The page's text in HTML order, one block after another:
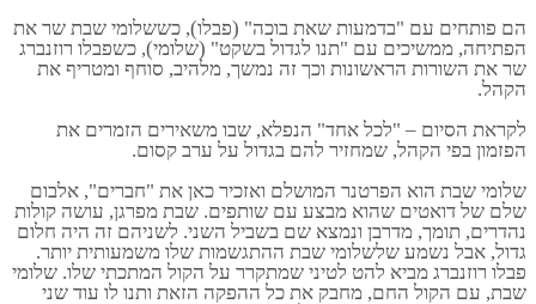
הם פותחים עם "בדמעות שאת בוכה" (פבלו), כששלומי שבת שר את
הפתיחה, ממשיכים עם "תנו לגדול בשקט" (שלומי), כשפבלו רוזנברג
שר את השורות הראשונות וכך זה נמשך, מלהיב, סוחף ומטריף את
הקהל.
לקראת הסיום – "לכל אחד" הנפלא, שבו משאירים הזמרים את
הפזמון בפי הקהל, שמחזיר להם בגדול על ערב קסום.
שלומי שבת הוא הפרטנר המושלם ואזכיר כאן את "חברים", אלבום
שלם של דואטים שהוא מבצע עם שותפים. שבת מפרגן, עושה קולות
נהדרים, תומך, מדרבן ונמצא שם בשביל השני. לשניהם זה היה חלום
גדול, אבל נשמע שלשלומי שבת ההתגשמות שלו משמעותית יותר.
פבלו רוזנברג מביא להט לטיני שמתקרר על הקול המתכתי שלו. שלומי
שבת, עם הקול החם, מחבק את כל ההפקה הזאת ותנו לו עוד שני